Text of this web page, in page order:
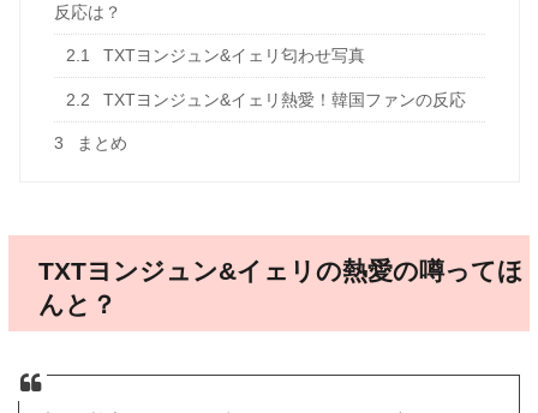
反応は？
2.1 TXTヨンジュン&イェリ匂わせ写真
2.2 TXTヨンジュン&イェリ熱愛！韓国ファンの反応
3 まとめ
TXTヨンジュン&イェリの熱愛の噂ってほ
んと？